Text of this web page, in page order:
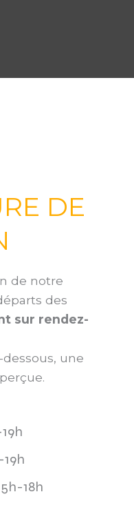
DE
de notre
des
sur rendez-
une
18h